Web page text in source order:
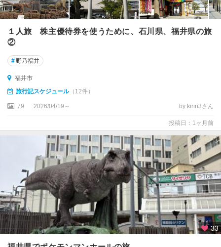
１人旅 株主優待券を使うために、石川県、福井県の旅
②
#野乃福井
福井市
旅行記スケジュール（12件）
79 2026/04/19～ by kirin3さん
投稿日：1ヶ月前
33